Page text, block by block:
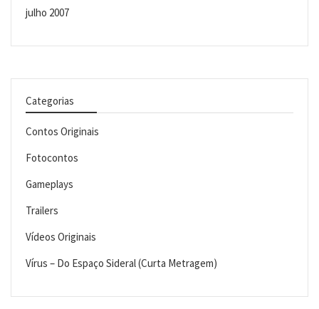
julho 2007
Categorias
Contos Originais
Fotocontos
Gameplays
Trailers
Vídeos Originais
Vírus – Do Espaço Sideral (Curta Metragem)